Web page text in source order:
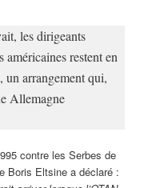
les dirigeants
américaines restent en
un arrangement qui,
Allemagne
contre les Serbes de
Boris Eltsine a déclaré :